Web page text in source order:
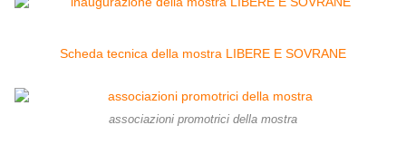
Scheda tecnica della mostra LIBERE E SOVRANE
associazioni promotrici della mostra